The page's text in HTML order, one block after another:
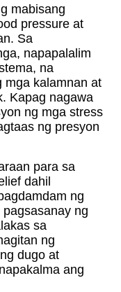
mabisang
pressure at
Sa
napapalalim
na
mga kalamnan at
Kapag nagawa
ng mga stress
ng presyon
para sa
dahil
ng
ng
sa
ng
dugo at
ang